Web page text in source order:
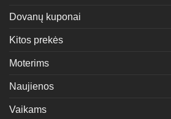
Dovanų kuponai
Kitos prekės
Moterims
Naujienos
Vaikams